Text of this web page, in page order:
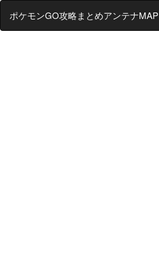
ポケモンGO攻略まとめアンテナMAP